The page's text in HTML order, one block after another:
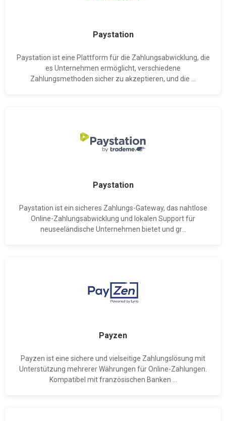
Paystation
Paystation ist eine Plattform für die Zahlungsabwicklung, die
es Unternehmen ermöglicht, verschiedene
Zahlungsmethoden sicher zu akzeptieren, und die ...
Paystation
Paystation ist ein sicheres Zahlungs-Gateway, das nahtlose
Online-Zahlungsabwicklung und lokalen Support für
neuseeländische Unternehmen bietet und gr...
Payzen
Payzen ist eine sichere und vielseitige Zahlungslösung mit
Unterstützung mehrerer Währungen für Online-Zahlungen.
Kompatibel mit französischen Banken ...